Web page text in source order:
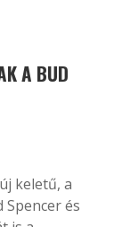
A BUD
keletű, a
és